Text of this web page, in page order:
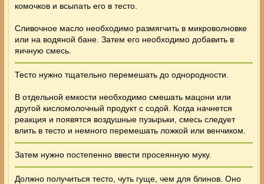
комочков и всыпать его в тесто.
Сливочное масло необходимо размягчить в микроволновке
или на водяной бане. Затем его необходимо добавить в
яичную смесь.
Тесто нужно тщательно перемешать до однородности.
В отдельной емкости необходимо смешать мацони или
другой кисломолочный продукт с содой. Когда начнется
реакция и появятся воздушные пузырьки, смесь следует
влить в тесто и немного перемешать ложкой или венчиком.
Затем нужно постепенно ввести просеянную муку.
Должно получиться тесто, чуть гуще, чем для блинов. Оно